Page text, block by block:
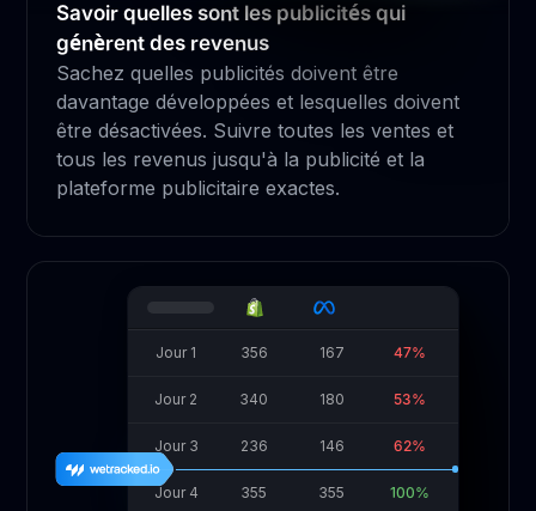
Savoir quelles sont les publicités qui
génèrent des revenus
Sachez quelles publicités doivent être
davantage développées et lesquelles doivent
être désactivées. Suivre toutes les ventes et
tous les revenus jusqu'à la publicité et la
plateforme publicitaire exactes.
Jour 1 356 167 47%
Jour 2 340 180 53%
Jour 3 236 146 62%
Jour 4 355 355 100%